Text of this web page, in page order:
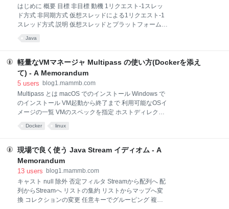
pnpm で create astro でプロジェクトを作成します。 #
npm $ npm create astro@latest # yarn $ yarn create
astro # pnpm $ p
はじめに 概要 目標 非目標 動機 1リクエスト-1スレッ
ド方式 非同期方式 仮想スレッドによる1リクエスト-1
スレッド方式 説明 仮想スレッドとプラットフォームス
使用とガベージコレクションとの相互作用 変更点の詳
細 java.lang.Thread Thread-local variables
java.util.concurrent Networking java.io Java Native
JDK Flight Recorder (JFR) Java Management
Extensions (JMX) java.lang.Th
Java
軽量なVMマネージャ Multipass の使い方(Dockerを添え
て) - A Memorandum
5 users blog1.mammb.com
Multipass とは macOS でのインストール Windows で
のインストール VM起動から終了まで 利用可能なOSイ
メージの一覧 VMのスペックを指定 ホストディレクト
で使えるマルチプラットフォームの軽量なVMマネージ
ャです。 macOSではHyperKit、Linux では KVM、
WindowsではHyper-V を使用するため、最小限のオー
の開発元である Canonical社により提供されているた
め、VMイメージは Ubuntu に限られますが、コマンド
1つで新鮮な Ubuntu 環境がすぐに利用可
Docker linux
現場で良く使う Java Stream イディオム - A
Memorandum
13 users blog1.mammb.com
キャスト null 除外 否定フィルタ Streamから配列へ 配
列からStreamへ リストの集約 リストからマップへ変
換 コレクションの変更 任意キーでグルーピング 複数